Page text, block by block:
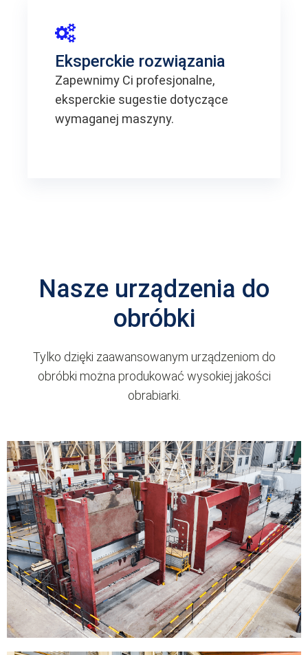
Eksperckie rozwiązania
Zapewnimy Ci profesjonalne,
eksperckie sugestie dotyczące
wymaganej maszyny.
Nasze urządzenia do
obróbki
Tylko dzięki zaawansowanym urządzeniom do
obróbki można produkować wysokiej jakości
obrabiarki.